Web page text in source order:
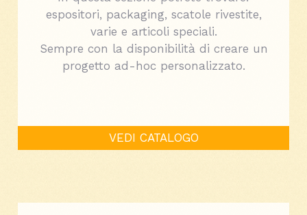
espositori, packaging, scatole rivestite,
varie e articoli speciali.
Sempre con la disponibilità di creare un
progetto ad-hoc personalizzato.
VEDI CATALOGO